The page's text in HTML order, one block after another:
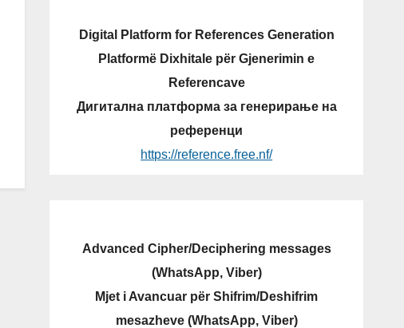
Digital Platform for References Generation
Platformë Dixhitale për Gjenerimin e
Referencave
Дигитална платформа за генерирање на
референци
https://reference.free.nf/
Advanced Cipher/Deciphering messages
(WhatsApp, Viber)
Mjet i Avancuar për Shifrim/Deshifrim
mesazheve (WhatsApp, Viber)